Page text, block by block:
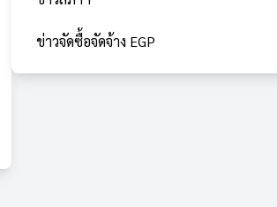
ข่าวจัดซื้อจัดจ้าง EGP